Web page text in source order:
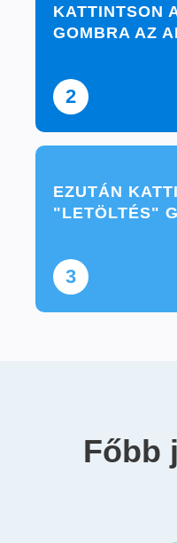
2
KATTINTSON
GOMBRA AZ
3
EZUTÁN
"LETÖLTÉS"
Főbb